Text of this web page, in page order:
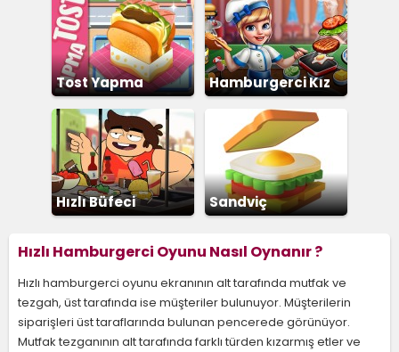
Tost Yapma Hamburgerci Kız
Hızlı Büfeci Sandviç
Hızlı Hamburgerci Oyunu Nasıl Oynanır ?
Hızlı hamburgerci oyunu ekranının alt tarafında mutfak ve
tezgah, üst tarafında ise müşteriler bulunuyor. Müşterilerin
siparişleri üst taraflarında bulunan pencerede görünüyor.
Mutfak tezganının alt tarafında farklı türden kızarmış etler ve